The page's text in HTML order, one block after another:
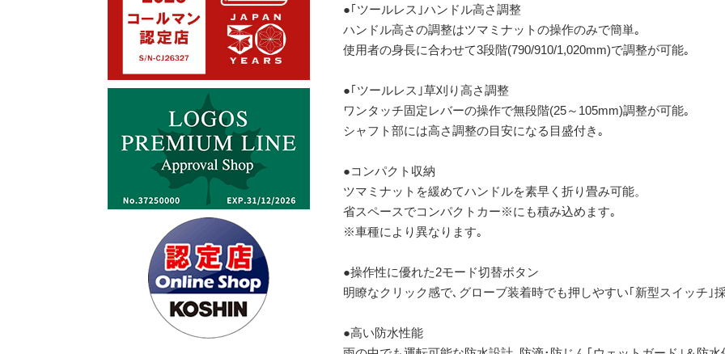
●｢ツールレス｣ハンドル高さ調整
ハンドル高さの調整はツマミナットの操作のみで簡単｡
使用者の身長に合わせて3段階(790/910/1,020mm)で調整が可能｡
●｢ツールレス｣草刈り高さ調整
ワンタッチ固定レバーの操作で無段階(25～105mm)調整が可能｡
シャフト部には高さ調整の目安になる目盛付き｡
●コンパクト収納
ツマミナットを緩めてハンドルを素早く折り畳み可能。
省スペースでコンパクトカー※にも積み込めます｡
※車種により異なります｡
●操作性に優れた2モード切替ボタン
明瞭なクリック感で､グローブ装着時でも押しやすい｢新型スイッチ｣
●高い防水性能